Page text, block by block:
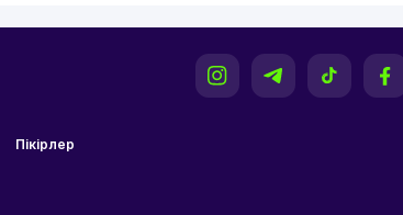
Пікірлер